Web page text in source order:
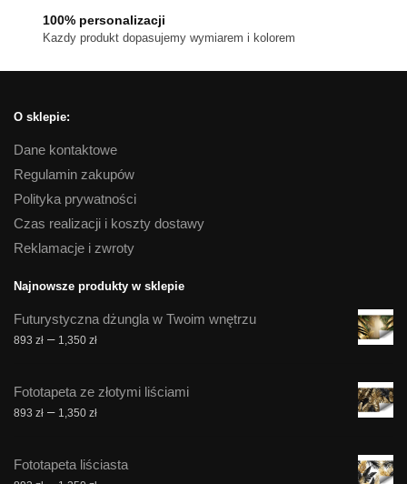
100% personalizacji
Kazdy produkt dopasujemy wymiarem i kolorem
O sklepie:
Dane kontaktowe
Regulamin zakupów
Polityka prywatności
Czas realizacji i koszty dostawy
Reklamacje i zwroty
Najnowsze produkty w sklepie
Futurystyczna dżungla w Twoim wnętrzu
893 zł – 1,350 złZakres
893 zł
do
Fototapeta ze złotymi liściami
893 zł – 1,350 złZakres
893 zł
Fototapeta liściasta